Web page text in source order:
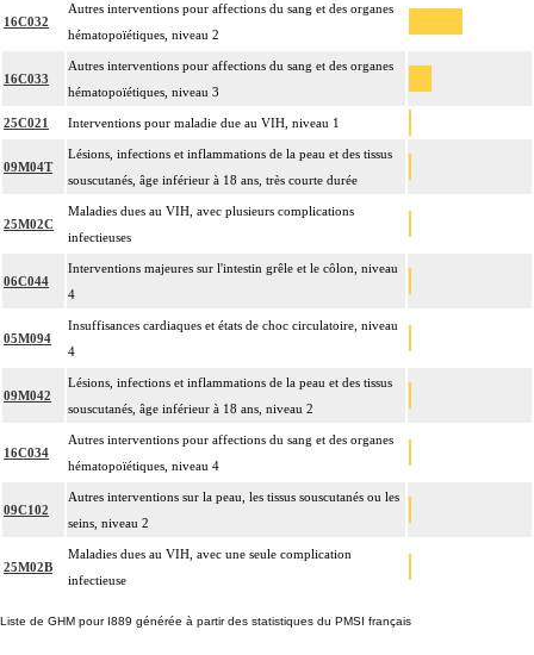
16C032
Autres interventions pour affections du sang et des organes
hématopoïétiques, niveau 2
16C033
Autres interventions pour affections du sang et des organes
hématopoïétiques, niveau 3
25C021 Interventions pour maladie due au VIH, niveau 1
09M04T
Lésions, infections et inflammations de la peau et des tissus
souscutanés, âge inférieur à 18 ans, très courte durée
25M02C
Maladies dues au VIH, avec plusieurs complications
infectieuses
06C044
Interventions majeures sur l'intestin grêle et le côlon, niveau
4
05M094
Insuffisances cardiaques et états de choc circulatoire, niveau
4
09M042
Lésions, infections et inflammations de la peau et des tissus
souscutanés, âge inférieur à 18 ans, niveau 2
16C034
Autres interventions pour affections du sang et des organes
hématopoïétiques, niveau 4
09C102
Autres interventions sur la peau, les tissus souscutanés ou les
seins, niveau 2
25M02B
Maladies dues au VIH, avec une seule complication
infectieuse
Liste de GHM pour I889 générée à partir des statistiques du PMSI français